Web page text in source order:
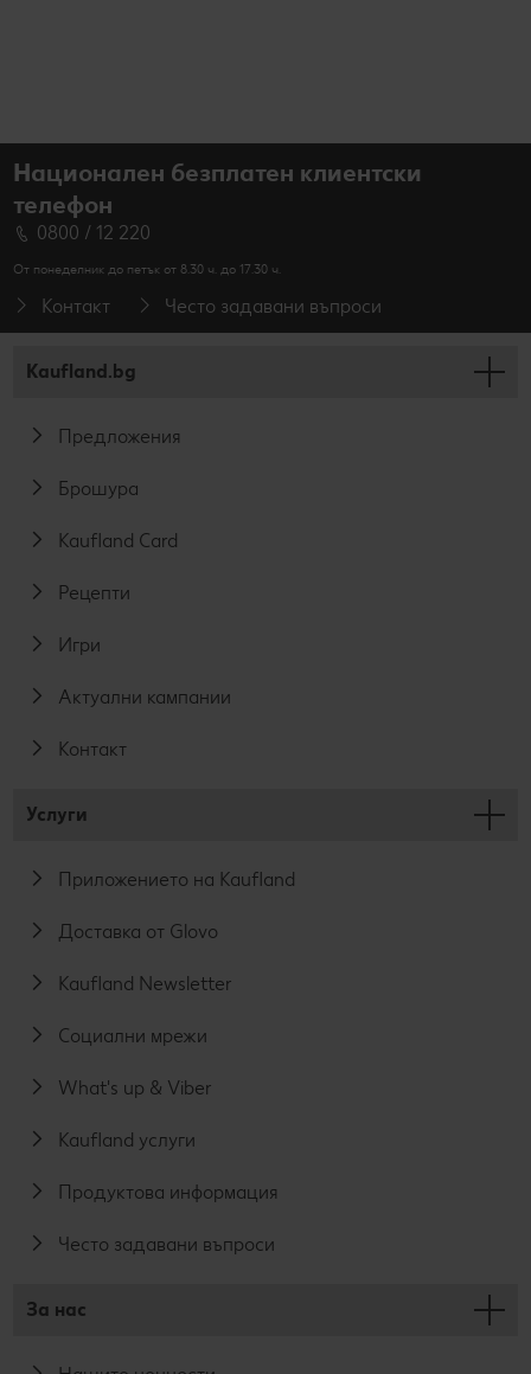
Национален безплатен клиентски
телефон
0800 / 12 220
От понеделник до петък от 8.30 ч. до 17.30 ч.
Контакт Често задавани въпроси
Kaufland.bg
Предложения
Брошура
Kaufland Card
Рецепти
Игри
Актуални кампании
Контакт
Услуги
Приложението на Kaufland
Доставка от Glovo
Kaufland Newsletter
Социални мрежи
What's up & Viber
Kaufland услуги
Продуктова информация
Често задавани въпроси
За нас